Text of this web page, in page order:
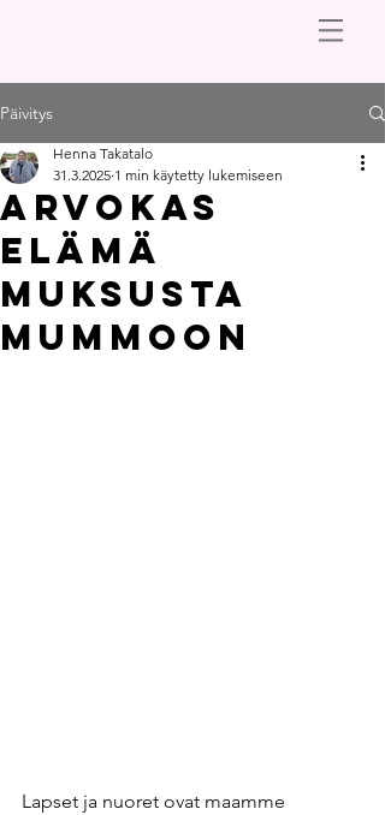
Päivitys
Arvokas
elämä
muksusta
mummoon
Henna Takatalo
31.3.2025 1 min käytetty lukemiseen
Lapset ja nuoret ovat maamme